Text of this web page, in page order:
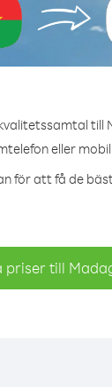
till
eller
för att få de
priser till